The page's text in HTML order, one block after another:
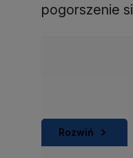
pogorszenie
Rozwiń